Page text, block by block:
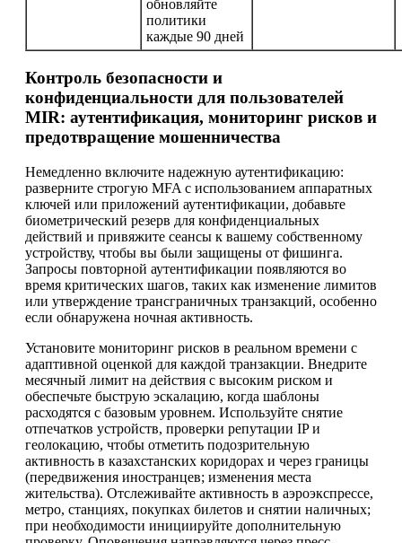
обновляйте
политики
каждые 90 дней
Контроль безопасности и
конфиденциальности для пользователей
MIR: аутентификация, мониторинг рисков и
предотвращение мошенничества
Немедленно включите надежную аутентификацию:
разверните строгую MFA с использованием аппаратных
ключей или приложений аутентификации, добавьте
биометрический резерв для конфиденциальных
действий и привяжите сеансы к вашему собственному
устройству, чтобы вы были защищены от фишинга.
Запросы повторной аутентификации появляются во
время критических шагов, таких как изменение лимитов
или утверждение трансграничных транзакций, особенно
если обнаружена ночная активность.
Установите мониторинг рисков в реальном времени с
адаптивной оценкой для каждой транзакции. Внедрите
месячный лимит на действия с высоким риском и
обеспечьте быструю эскалацию, когда шаблоны
расходятся с базовым уровнем. Используйте снятие
отпечатков устройств, проверки репутации IP и
геолокацию, чтобы отметить подозрительную
активность в казахстанских коридорах и через границы
(передвижения иностранцев; изменения места
жительства). Отслеживайте активность в аэроэкспрессе,
метро, станциях, покупках билетов и снятии наличных;
при необходимости инициируйте дополнительную